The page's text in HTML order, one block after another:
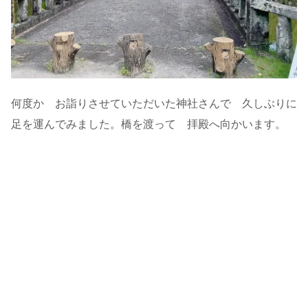
何度か お詣りさせていただいた神社さんで 久しぶりに
足を運んでみました。橋を渡って 拝殿へ向かいます。